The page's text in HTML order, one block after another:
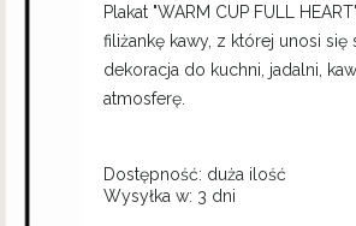
Plakat "WARM CUP FULL
filiżankę kawy, z której unosi się
dekoracja do kuchni, jadalni,
atmosferę.
Dostępność: duża ilość
Wysyłka w: 3 dni